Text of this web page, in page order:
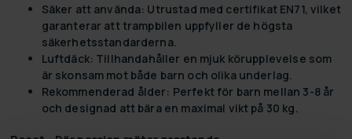
Säker att använda: Utrustad med certifikat EN71, vilket
garanterar att trampbilen uppfyller de högsta
säkerhetsstandarderna.
Luftdäck: Tillhandahåller en mjuk körupplevelse som
är skonsam mot både barn och olika underlag.
Rekommenderad ålder: Perfekt för barn mellan 3-8 år
och designad att bära en maximal vikt på 30 kg.